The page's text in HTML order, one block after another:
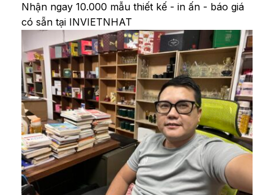
Nhận ngay 10.000 mẫu thiết kế - in ấn - báo giá
có sẵn tại INVIETNHAT